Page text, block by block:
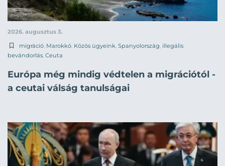
2026. augusztus 3.
migráció, Marokkó, Közös ügyeink, Spanyolország, illegális
bevándorlás, Ceuta
Európa még mindig védtelen a migrációtól -
a ceutai válság tanulságai